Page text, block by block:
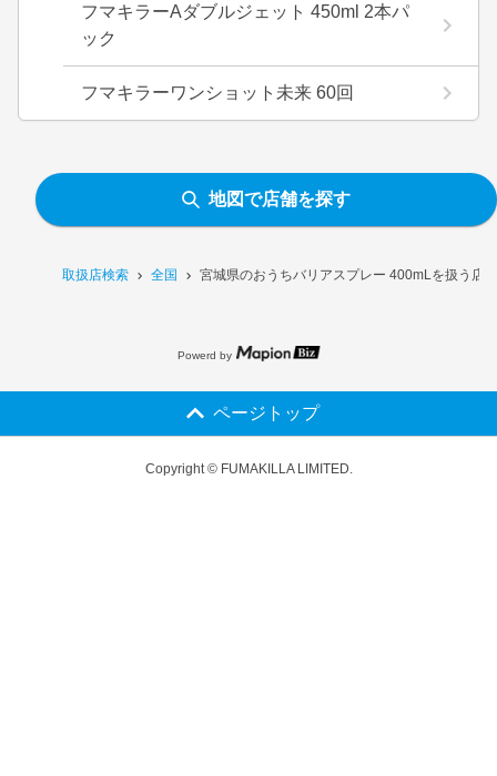
取扱店検索 全国 宮城県のおうちバリアスプレー 400mLを扱う店
フマキラーAダブルジェット 450ml 2本パ
ック
フマキラーワンショット未来 60回
地図で店舗を探す
Powerd by
ページトップ
Copyright © FUMAKILLA LIMITED.